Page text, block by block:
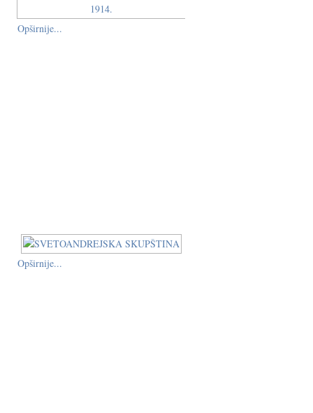
Opširnije...
Opširnije...